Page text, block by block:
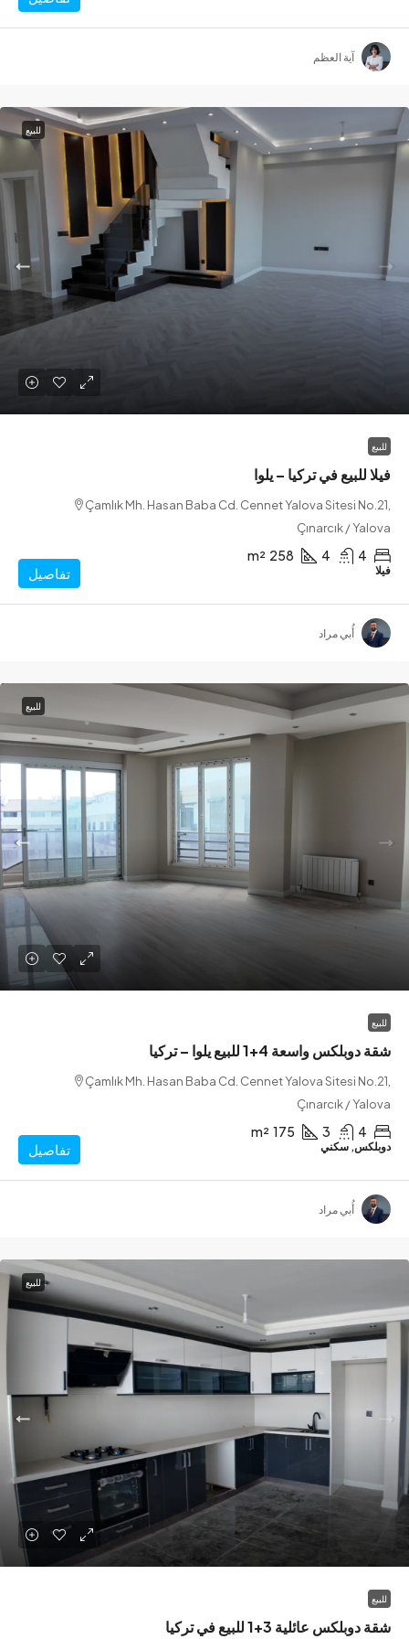
آية العظم
للبيع
في تركيا – يلوا
Çamlık Mh. Hasan Baba Cd. Cennet Yalova Sitesi
Çınarcık /
258
m²
تفاصيل
أُبي مراد
واسعة 4+1 للبيع يلوا – تركيا
Çamlık Mh. Hasan Baba Cd. Cennet Yalova Sitesi
Çınarcık /
175
m²
سكني تفاصيل
أُبي مراد
للبيع
عائلية 3+1 للبيع في تركيا